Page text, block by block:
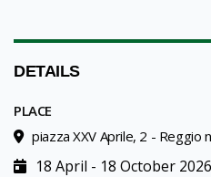
DETAILS
PLACE
piazza XXV Aprile, 2 - Reggio
18 April - 18 October 2026